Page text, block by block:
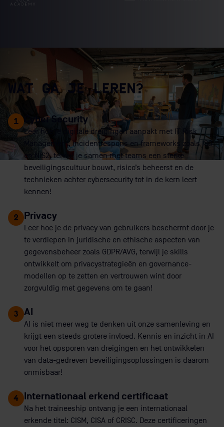
WAT GA JE LEREN?
1 Cyber Security
Leer hoe je digitale dreigingen aanpakt met IT Risk
Management, incidentrespons en frameworks zoals ISO
en NIS2, terwijl je samen met teams een sterke
beveiligingscultuur bouwt, risico’s beheerst en de
technieken achter cybersecurity tot in de kern leert
kennen!
2 Privacy
Leer hoe je de privacy van gebruikers beschermt door je
te verdiepen in juridische en ethische aspecten van
gegevensbeheer zoals GDPR/AVG, terwijl je skills
ontwikkelt om privacystrategieën en governance-
modellen op te zetten en vertrouwen wint door
zorgvuldig met gegevens om te gaan!
3 AI
AI is niet meer weg te denken uit onze samenleving en
krijgt een steeds grotere invloed. Kennis en inzicht in AI
voor het opsporen van dreigingen en het ontwikkelen
van data-gedreven beveiligingsoplossingen is daarom
onmisbaar!
4 Internationaal erkend certificaat
Na het traineeship ontvang je een internationaal
erkende titel: CISM, CISA of CRISC. Deze certificeringen